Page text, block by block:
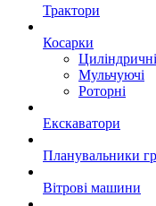
Трактори
Косарки
Циліндричні
Мульчуючі
Роторні
Екскаватори
Планувальники
Вітрові машини